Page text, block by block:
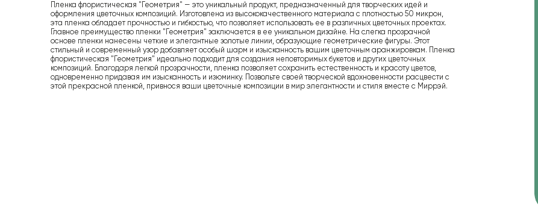
Пленка флористическая "Геометрия" — это уникальный продукт, предназначенный для творческих идей и
оформления цветочных композиций. Изготовлена из высококачественного материала с плотностью 50 микрон,
эта пленка обладает прочностью и гибкостью, что позволяет использовать ее в различных цветочных проектах.
Главное преимущество пленки "Геометрия" заключается в ее уникальном дизайне. На слегка прозрачной
основе пленки нанесены четкие и элегантные золотые линии, образующие геометрические фигуры. Этот
стильный и современный узор добавляет особый шарм и изысканность вашим цветочным аранжировкам. Пленка
флористическая "Геометрия" идеально подходит для создания неповторимых букетов и других цветочных
композиций. Благодаря легкой прозрачности, пленка позволяет сохранить естественность и красоту цветов,
одновременно придавая им изысканность и изюминку. Позвольте своей творческой вдохновенности расцвести с
этой прекрасной пленкой, привнося ваши цветочные композиции в мир элегантности и стиля вместе с Миррэй.